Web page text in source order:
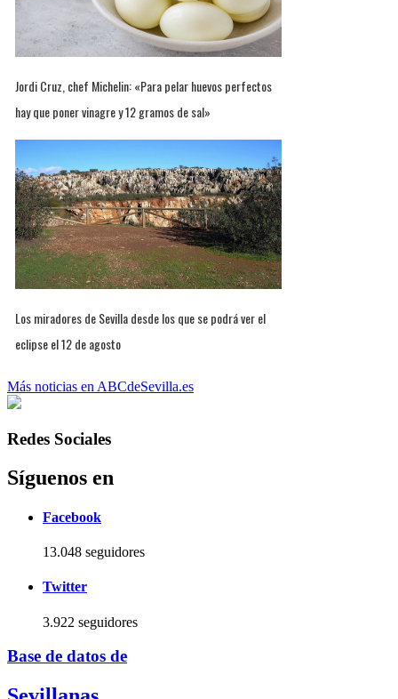
Jordi Cruz, chef Michelin: «Para pelar huevos perfectos
hay que poner vinagre y 12 gramos de sal»
Los miradores de Sevilla desde los que se podrá ver el
eclipse el 12 de agosto
Más noticias en ABCdeSevilla.es
Redes Sociales
Síguenos en
Facebook
13.048 seguidores
Twitter
3.922 seguidores
Base de datos de